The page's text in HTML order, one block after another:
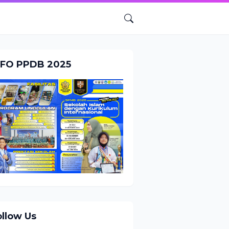
PPDB 2025
Us